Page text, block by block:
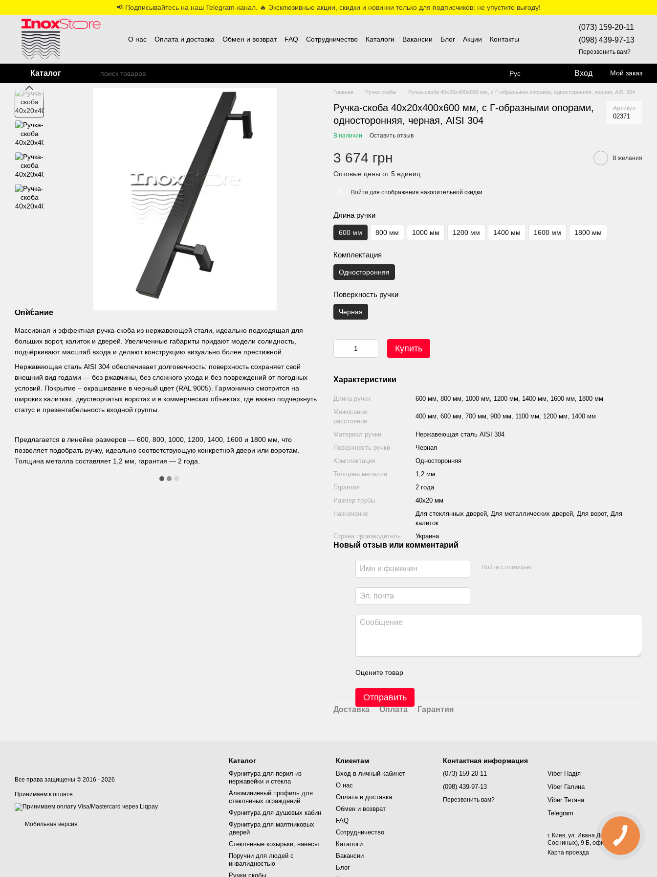
📢 Подписывайтесь на наш Telegram-канал. 🔥 Эксклюзивные акции, скидки и новинки только для подписчиков: не упустите выгоду!
О нас Оплата и доставка Обмен и возврат FAQ Сотрудничество Каталоги Вакансии Блог Акции Контакты
(073) 159-20-11
(098) 439-97-13
Перезвонить вам?
Каталог Рус Вход Мой заказ
Описание
Массивная и эффектная ручка-скоба из нержавеющей стали, идеально подходящая для
больших ворот, калиток и дверей. Увеличенные габариты придают модели солидность,
подчёркивают масштаб входа и делают конструкцию визуально более престижной.
Нержавеющая сталь AISI 304 обеспечивает долговечность: поверхность сохраняет свой
внешний вид годами — без ржавчины, без сложного ухода и без повреждений от погодных
условий. Покрытие – окрашивание в черный цвет (RAL 9005). Гармонично смотрится на
широких калитках, двустворчатых воротах и в коммерческих объектах, где важно подчеркнуть
статус и презентабельность входной группы.
Предлагается в линейке размеров — 600, 800, 1000, 1200, 1400, 1600 и 1800 мм, что
позволяет подобрать ручку, идеально соответствующую конкретной двери или воротам.
Толщина металла составляет 1,2 мм, гарантия — 2 года.
Главная Ручки скобы Ручка-скоба 40х20х400х600 мм, с Г-образными опорами, односторонняя, черная, AISI 304
Ручка-скоба 40х20х400х600 мм, с Г-образными опорами,
односторонняя, черная, AISI 304
Артикул
02371
В наличии Оставить отзыв
3 674 грн В желания
Оптовые цены от 5 единиц
Войти для отображения накопительной скидки
Длина ручки
600 мм 800 мм 1000 мм 1200 мм 1400 мм 1600 мм 1800 мм
Комплектация
Односторонняя
Поверхность ручки
Черная
Купить
Характеристики
Длина ручки
600 мм, 800 мм, 1000 мм, 1200 мм, 1400 мм, 1600 мм, 1800 мм
Межосевое
расстояние
400 мм, 600 мм, 700 мм, 900 мм, 1100 мм, 1200 мм, 1400 мм
Материал ручки
Нержавеющая сталь AISI 304
Поверхность ручки
Черная
Комплектация
Односторонняя
Толщина металла
1,2 мм
Гарантия
2 года
Размер трубы
40х20 мм
Назначение
Для стеклянных дверей, Для металлических дверей, Для ворот, Для
калиток
Страна производитель
Украина
Новый отзыв или комментарий
Войти с помощью
Оцените товар
Отправить
Доставка Оплата Гарантия
Все права защищены © 2016 - 2026
Принимаем к оплате
Мобильная версия
Каталог
Фурнитура для перил из
нержавейки и стекла
Алюминиевый профиль для
стеклянных ограждений
Фурнитура для душевых кабин
Фурнитура для маятниковых
дверей
Стеклянные козырьки, навесы
Поручни для людей с
инвалидностью
Ручки скобы
Клиентам
Вход в личный кабинет
О нас
Оплата и доставка
Обмен и возврат
FAQ
Сотрудничество
Каталоги
Вакансии
Блог
Контактная информация
(073) 159-20-11
(098) 439-97-13
Перезвонить вам?
Viber Надія
Viber Галина
Viber Тетяна
Telegram
г. Киев, ул. Ивана Дзюбы (Семьи
Сосниных), 9 Б, офис 367
Карта проезда